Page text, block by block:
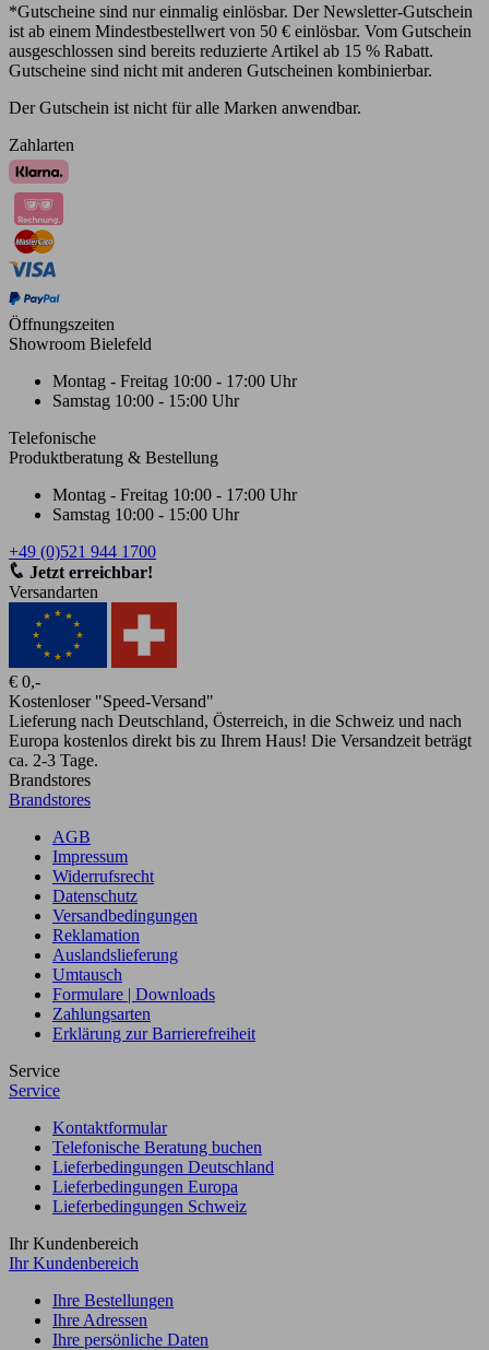
*Gutscheine sind nur einmalig einlösbar. Der Newsletter-Gutschein
ist ab einem Mindestbestellwert von 50 € einlösbar. Vom Gutschein
ausgeschlossen sind bereits reduzierte Artikel ab 15 % Rabatt.
Gutscheine sind nicht mit anderen Gutscheinen kombinierbar.
Der Gutschein ist nicht für alle Marken anwendbar.
Zahlarten
Öffnungszeiten
Showroom Bielefeld
Montag - Freitag 10:00 - 17:00 Uhr
Samstag 10:00 - 15:00 Uhr
Telefonische
Produktberatung & Bestellung
Montag - Freitag 10:00 - 17:00 Uhr
Samstag 10:00 - 15:00 Uhr
+49 (0)521 944 1700
Jetzt erreichbar!
Versandarten
€ 0,-
Kostenloser "Speed-Versand"
Lieferung nach Deutschland, Österreich, in die Schweiz und nach
Europa kostenlos direkt bis zu Ihrem Haus! Die Versandzeit beträgt
ca. 2-3 Tage.
Brandstores
Brandstores
AGB
Impressum
Widerrufsrecht
Datenschutz
Versandbedingungen
Reklamation
Auslandslieferung
Umtausch
Formulare | Downloads
Zahlungsarten
Erklärung zur Barrierefreiheit
Service
Service
Kontaktformular
Telefonische Beratung buchen
Lieferbedingungen Deutschland
Lieferbedingungen Europa
Lieferbedingungen Schweiz
Ihr Kundenbereich
Ihr Kundenbereich
Ihre Bestellungen
Ihre Adressen
Ihre persönliche Daten